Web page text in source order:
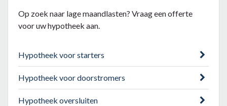
Op zoek naar lage maandlasten? Vraag een offerte
voor uw hypotheek aan.
Hypotheek voor starters
Hypotheek voor doorstromers
Hypotheek oversluiten